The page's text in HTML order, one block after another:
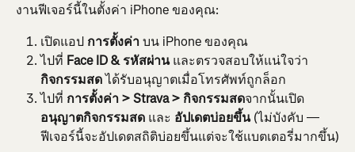
งานฟีเจอร์นี้ในตั้งค่า iPhone ของคุณ:
เปิดแอป การตั้งค่า บน iPhone ของคุณ
ไปที่ Face ID & รหัสผ่าน และตรวจสอบให้แน่ใจว่า
กิจกรรมสด ได้รับอนุญาตเมื่อโทรศัพท์ถูกล็อก
ไปที่ การตั้งค่า > Strava > กิจกรรมสดจากนั้นเปิด
อนุญาตกิจกรรมสด และ อัปเดตบ่อยขึ้น (ไม่บังคับ —
ฟีเจอร์นี้จะอัปเดตสถิติบ่อยขึ้นแต่จะใช้แบตเตอรี่มากขึ้น)